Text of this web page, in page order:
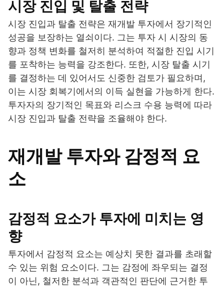
시장 진입 및 탈출 전략
시장 진입과 탈출 전략은 재개발 투자에서 장기적인
성공을 보장하는 열쇠이다. 그는 투자 시 시장의 동
향과 정책 변화를 철저히 분석하여 적절한 진입 시기
를 포착하는 능력을 강조한다. 또한, 시장 탈출 시기
를 결정하는 데 있어서도 신중한 검토가 필요하며,
이는 시장 회복기에서의 이득 실현을 가능하게 한다.
투자자의 장기적인 목표와 리스크 수용 능력에 따라
시장 진입과 탈출 전략을 조율해야 한다.
재개발 투자와 감정적 요
소
감정적 요소가 투자에 미치는 영
향
투자에서 감정적 요소는 예상치 못한 결과를 초래할
수 있는 위험 요소이다. 그는 감정에 좌우되는 결정
이 아닌, 철저한 분석과 객관적인 판단에 근거한 투